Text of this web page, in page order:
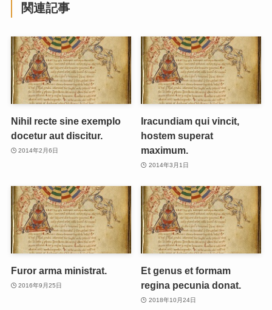
関連記事
Nihil recte sine exemplo
docetur aut discitur.
2014年2月6日
Iracundiam qui vincit,
hostem superat
maximum.
2014年3月1日
Furor arma ministrat.
2016年9月25日
Et genus et formam
regina pecunia donat.
2018年10月24日